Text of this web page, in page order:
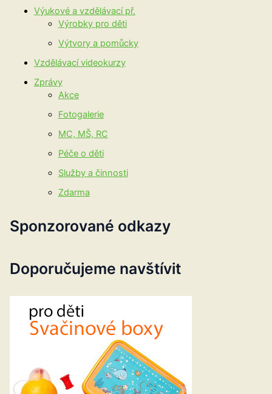
Výukové a vzdělávací př.
Výrobky pro děti
Výtvory a pomůcky
Vzdělávací videokurzy
Zprávy
Akce
Fotogalerie
MC, MŠ, RC
Péče o děti
Služby a činnosti
Zdarma
Sponzorované odkazy
Doporučujeme navštívit